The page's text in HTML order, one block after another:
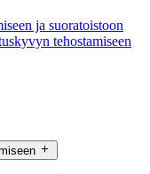
ja suoratoistoon
tehostamiseen